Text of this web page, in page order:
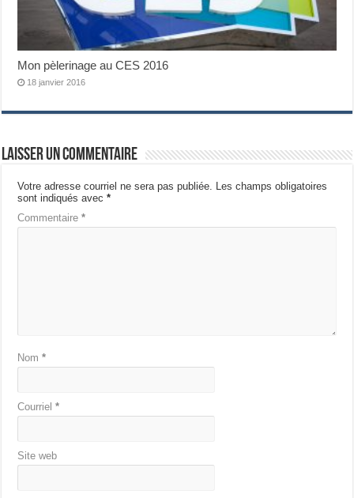
Mon pèlerinage au CES 2016
18 janvier 2016
Laisser un commentaire
Votre adresse courriel ne sera pas publiée. Les champs obligatoires
sont indiqués avec*
Commentaire*
Nom*
Courriel*
Site web